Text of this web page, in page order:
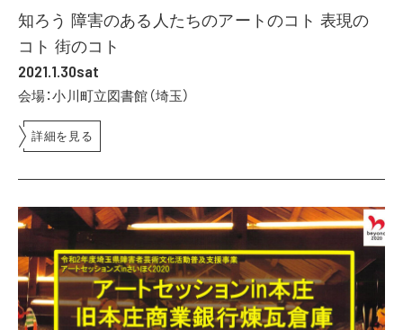
知ろう 障害のある人たちのアートのコト 表現の
コト 街のコト
2021.1.30sat
会場：小川町立図書館（埼玉）
詳細を見る